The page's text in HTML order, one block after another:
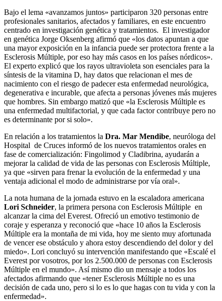
Bajo el lema «avanzamos juntos» participaron 320 personas entre
profesionales sanitarios, afectados y familiares, en este encuentro
centrado en investigación genética y tratamientos. El investigador
en genética Jorge Oksenberg afirmó que «los datos apuntan a que
una mayor exposición en la infancia puede ser protectora frente a la
Esclerosis Múltiple, por eso hay más casos en los países nórdicos».
El experto explicó que los rayos ultravioleta son esenciales para la
síntesis de la vitamina D, hay datos que relacionan el mes de
nacimiento con el riesgo de padecer esta enfermedad neurológica,
degenerativa e incurable, que afecta a personas jóvenes más mujeres
que hombres. Sin embargo matizó que «la Esclerosis Múltiple es
una enfermedad multifactorial, y que cada factor contribuye pero no
es determinante por si solo».
En relación a los tratamientos la Dra. Mar Mendibe, neuróloga del
Hospital de Cruces informó de los nuevos tratamientos orales en
fase de comercialización: Fingolimod y Cladibrina, ayudarán a
mejorar la calidad de vida de las personas con Esclerosis Múltiple,
ya que «sirven para frenar la evolución de la enfermedad y una
ventaja adicional el modo de administrarse por vía oral».
La nota humana de la jornada estuvo en la escaladora americana
Lori Schneider, la primera persona con Esclerosis Múltiple en
alcanzar la cima del Everest. Ofreció un emotivo testimonio de
coraje y esperanza y reconoció que «hace 10 años la Esclerosis
Múltiple era la montaña de mi vida, hoy me siento muy afortunada
de vencer ese obstáculo y ahora estoy descendiendo del dolor y del
miedo». Lori concluyó su intervención manifestando que «Escalé el
Everest por vosotros, por los 2.500.000 de personas con Esclerosis
Múltiple en el mundo». Así mismo dio un mensaje a todos los
afectados afirmando que «tener Esclerosis Múltiple no es una
decisión de cada uno, pero si lo es lo que hagas con tu vida y con la
enfermedad».